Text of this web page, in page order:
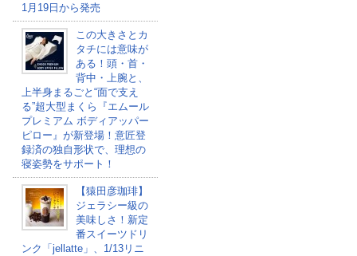
1月19日から発売
この大きさとカ
タチには意味が
ある！頭・首・
背中・上腕と、
上半身まるごと“面で支え
る”超大型まくら『エムール
プレミアム ボディアッパー
ピロー』が新登場！意匠登
録済の独自形状で、理想の
寝姿勢をサポート！
【猿田彦珈琲】
ジェラシー級の
美味しさ！新定
番スイーツドリ
ンク「jellatte」、1/13リニ